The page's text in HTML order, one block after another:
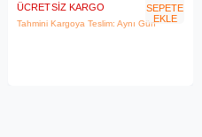
ÜCRETSIZ KARGO
Tahmini Kargoya Teslim: Aynı Gün
SEPETE
EKLE